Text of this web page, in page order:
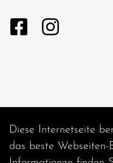
Diese Internetseite
das beste Webseiten-